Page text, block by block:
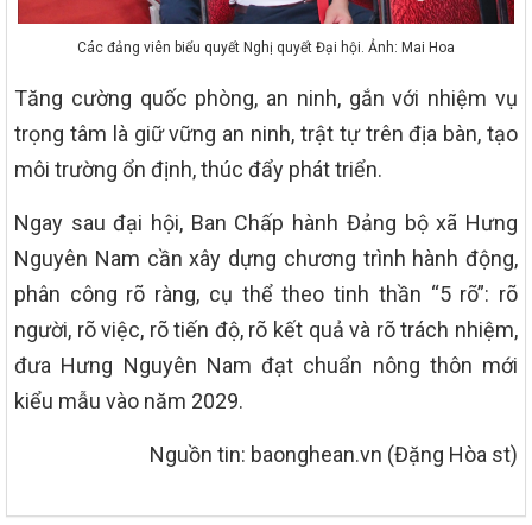
Các đảng viên biểu quyết Nghị quyết Đại hội. Ảnh: Mai Hoa
Tăng cường quốc phòng, an ninh, gắn với nhiệm vụ
trọng tâm là giữ vững an ninh, trật tự trên địa bàn, tạo
môi trường ổn định, thúc đẩy phát triển.
Ngay sau đại hội, Ban Chấp hành Đảng bộ xã Hưng
Nguyên Nam cần xây dựng chương trình hành động,
phân công rõ ràng, cụ thể theo tinh thần “5 rõ”: rõ
người, rõ việc, rõ tiến độ, rõ kết quả và rõ trách nhiệm,
đưa Hưng Nguyên Nam đạt chuẩn nông thôn mới
kiểu mẫu vào năm 2029.
Nguồn tin: baonghean.vn (Đặng Hòa st)